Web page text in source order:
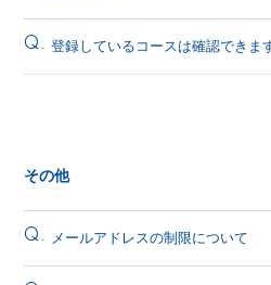
Q. 登録しているコースは確認できま
その他
Q. メールアドレスの制限について